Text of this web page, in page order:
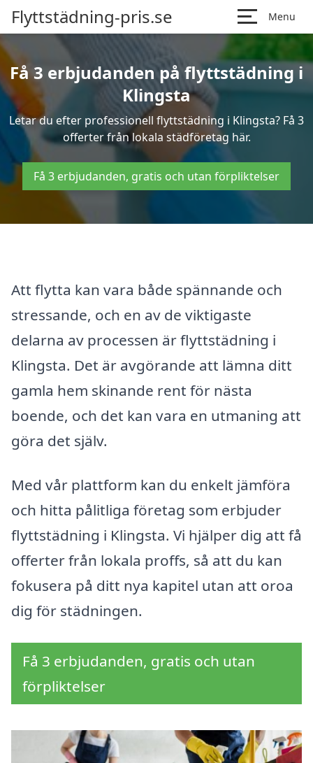
Flyttstädning-pris.se Menu
Få 3 erbjudanden på flyttstädning i
Klingsta
Letar du efter professionell flyttstädning i Klingsta? Få 3
offerter från lokala städföretag här.
Få 3 erbjudanden, gratis och utan förpliktelser
Att flytta kan vara både spännande och
stressande, och en av de viktigaste
delarna av processen är flyttstädning i
Klingsta. Det är avgörande att lämna ditt
gamla hem skinande rent för nästa
boende, och det kan vara en utmaning att
göra det själv.
Med vår plattform kan du enkelt jämföra
och hitta pålitliga företag som erbjuder
flyttstädning i Klingsta. Vi hjälper dig att få
offerter från lokala proffs, så att du kan
fokusera på ditt nya kapitel utan att oroa
dig för städningen.
Få 3 erbjudanden, gratis och utan
förpliktelser